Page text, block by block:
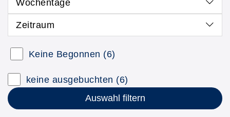
Wochentage
Zeitraum
Kursstatus auswählen
Keine Begonnen (6)
Nur neue Kurse anzeigen
Kurse mit freien Plätzen anzeigen
keine ausgebuchten (6)
Auswahl filtern